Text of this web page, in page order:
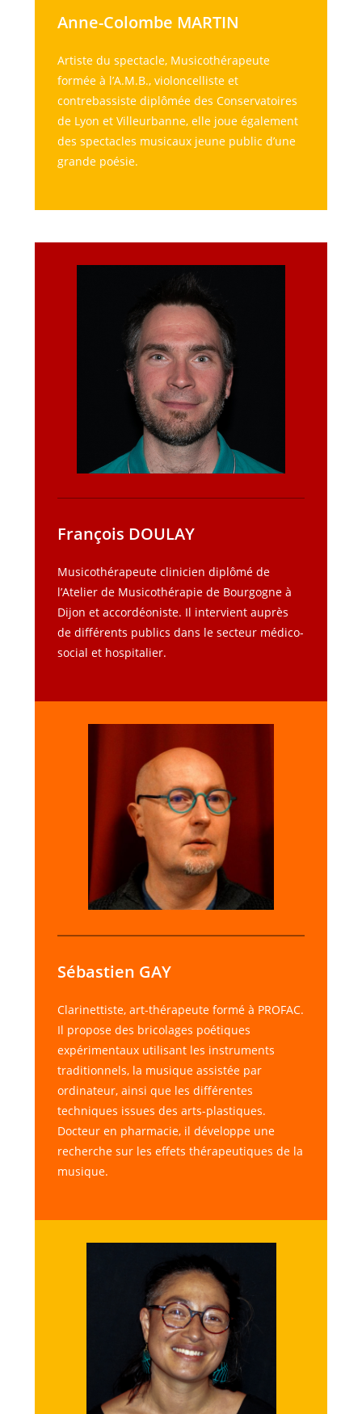
Anne-Colombe MARTIN
Artiste du spectacle, Musicothérapeute
formée à l’A.M.B., violoncelliste et
contrebassiste diplômée des Conservatoires
de Lyon et Villeurbanne, elle joue également
des spectacles musicaux jeune public d’une
grande poésie.
François DOULAY
Musicothérapeute clinicien diplômé de
l’Atelier de Musicothérapie de Bourgogne à
Dijon et accordéoniste. Il intervient auprès
de différents publics dans le secteur médico-
social et hospitalier.
Sébastien GAY
Clarinettiste, art-thérapeute formé à PROFAC.
Il propose des bricolages poétiques
expérimentaux utilisant les instruments
traditionnels, la musique assistée par
ordinateur, ainsi que les différentes
techniques issues des arts-plastiques.
Docteur en pharmacie, il développe une
recherche sur les effets thérapeutiques de la
musique.